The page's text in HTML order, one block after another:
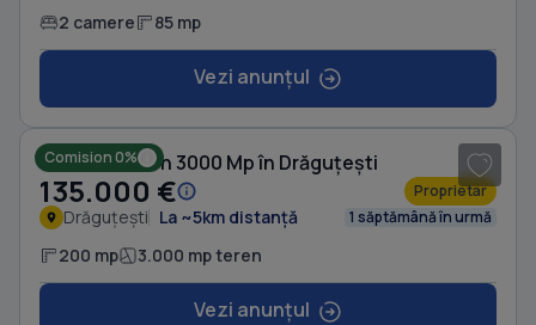
2 camere 85 mp
Vezi anunțul
Comision 0%
Casă cu Teren 3000 Mp în Drăguțești
135.000 € Proprietar
Drăguțești La ~5km distanță 1 săptămână în urmă
200 mp 3.000 mp teren
Vezi anunțul